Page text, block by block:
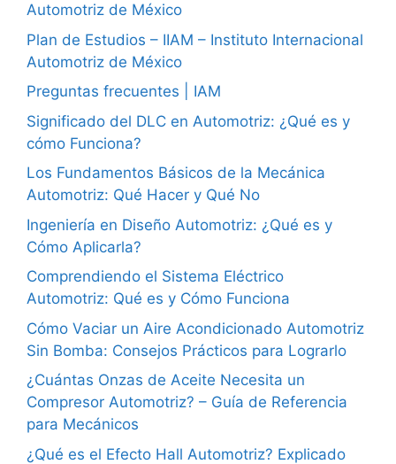
Automotriz de México
Plan de Estudios – IIAM – Instituto Internacional
Automotriz de México
Preguntas frecuentes | IAM
Significado del DLC en Automotriz: ¿Qué es y
cómo Funciona?
Los Fundamentos Básicos de la Mecánica
Automotriz: Qué Hacer y Qué No
Ingeniería en Diseño Automotriz: ¿Qué es y
Cómo Aplicarla?
Comprendiendo el Sistema Eléctrico
Automotriz: Qué es y Cómo Funciona
Cómo Vaciar un Aire Acondicionado Automotriz
Sin Bomba: Consejos Prácticos para Lograrlo
¿Cuántas Onzas de Aceite Necesita un
Compresor Automotriz? – Guía de Referencia
para Mecánicos
¿Qué es el Efecto Hall Automotriz? Explicado